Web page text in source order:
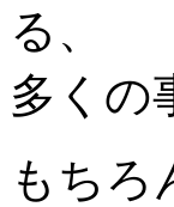
る、
多くの
もちろ